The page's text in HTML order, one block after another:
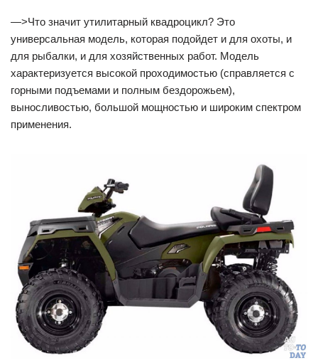
—>Что значит утилитарный квадроцикл? Это
универсальная модель, которая подойдет и для охоты, и
для рыбалки, и для хозяйственных работ. Модель
характеризуется высокой проходимостью (справляется с
горными подъемами и полным бездорожьем),
выносливостью, большой мощностью и широким спектром
применения.